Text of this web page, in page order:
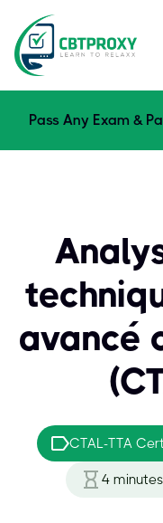
Pass Any Exam &
avancé
CTAL-TTA
4